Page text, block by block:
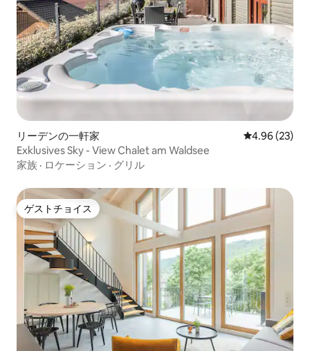
リーデンの一軒家 レビュー23
4.96 (23)
Exklusives Sky - View Chalet am Waldsee
家族 · ロケーション · グリル
ゲストチョイス
ゲストチョイス